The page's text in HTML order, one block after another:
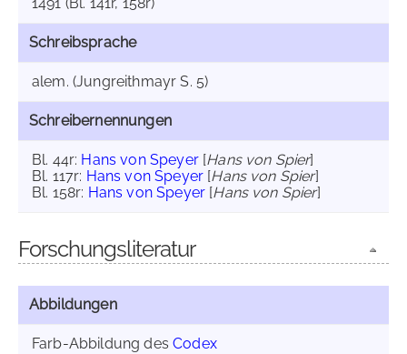
Schreibsprache
alem. (Jungreithmayr S. 5)
Schreibernennungen
Bl. 44r: Hans von Speyer[Hans von Spier]
Bl. 117r: Hans von Speyer [Hans von Spier]
Bl. 158r: Hans von Speyer [Hans von Spier]
Forschungsliteratur
Abbildungen
Farb-Abbildung desCodex